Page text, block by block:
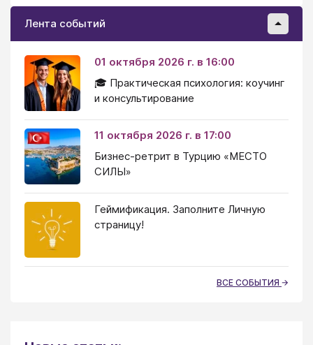
Лента событий
01 октября 2026 г. в 16:00
🎓 Практическая психология: коучинг
и консультирование
11 октября 2026 г. в 17:00
Бизнес-ретрит в Турцию «МЕСТО
СИЛЫ»
Геймификация. Заполните Личную
страницу!
ВСЕ СОБЫТИЯ